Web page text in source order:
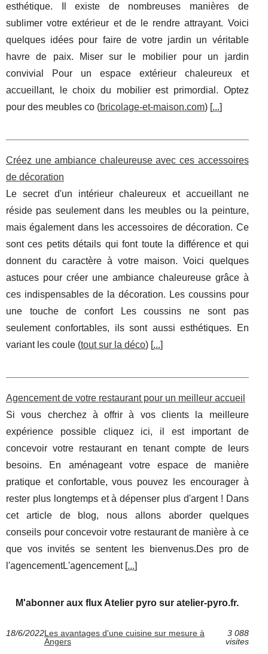
esthétique. Il existe de nombreuses manières de
sublimer votre extérieur et de le rendre attrayant. Voici
quelques idées pour faire de votre jardin un véritable
havre de paix. Miser sur le mobilier pour un jardin
convivial Pour un espace extérieur chaleureux et
accueillant, le choix du mobilier est primordial. Optez
pour des meubles co (bricolage-et-maison.com) [...]
Créez une ambiance chaleureuse avec ces accessoires
de décoration
Le secret d'un intérieur chaleureux et accueillant ne
réside pas seulement dans les meubles ou la peinture,
mais également dans les accessoires de décoration. Ce
sont ces petits détails qui font toute la différence et qui
donnent du caractère à votre maison. Voici quelques
astuces pour créer une ambiance chaleureuse grâce à
ces indispensables de la décoration. Les coussins pour
une touche de confort Les coussins ne sont pas
seulement confortables, ils sont aussi esthétiques. En
variant les coule (tout sur la déco) [...]
Agencement de votre restaurant pour un meilleur accueil
Si vous cherchez à offrir à vos clients la meilleure
expérience possible cliquez ici, il est important de
concevoir votre restaurant en tenant compte de leurs
besoins. En aménageant votre espace de manière
pratique et confortable, vous pouvez les encourager à
rester plus longtemps et à dépenser plus d'argent ! Dans
cet article de blog, nous allons aborder quelques
conseils pour concevoir votre restaurant de manière à ce
que vos invités se sentent les bienvenus.Des pro de
l'agencementL'agencement [...]
M'abonner aux flux Atelier pyro sur atelier-pyro.fr.
18/6/2022Les avantages d'une cuisine sur mesure à
Angers
3 088
visites